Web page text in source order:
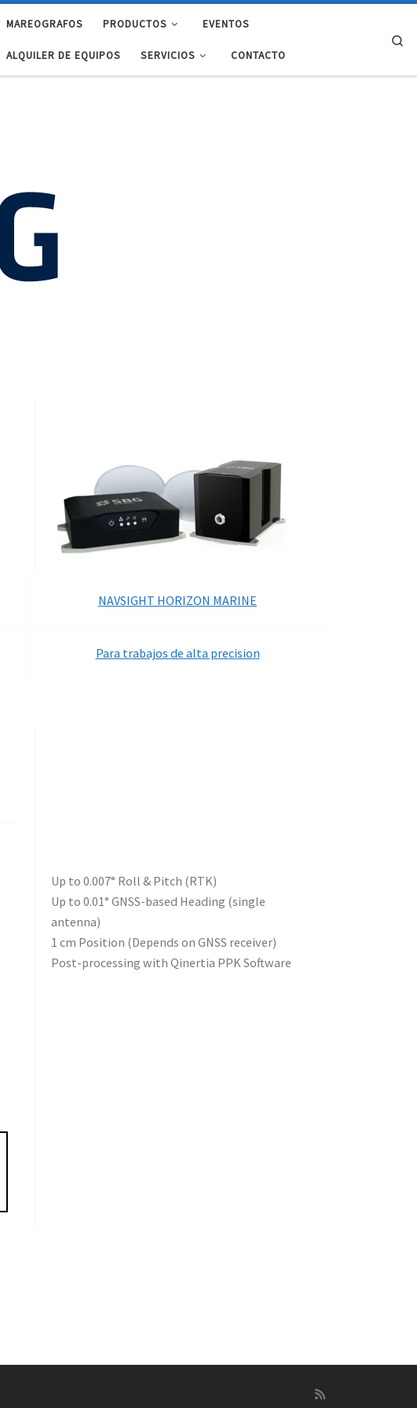
MAREOGRAFOS PRODUCTOS EVENTOS
ALQUILER DE EQUIPOS SERVICIOS CONTACTO
NAVSIGHT HORIZON MARINE
Para trabajos de alta precision
Up to 0.007° Roll & Pitch (RTK)
Up to 0.01° GNSS-based Heading (single
antenna)
1 cm Position (Depends on GNSS receiver)
Post-processing with Qinertia PPK Software